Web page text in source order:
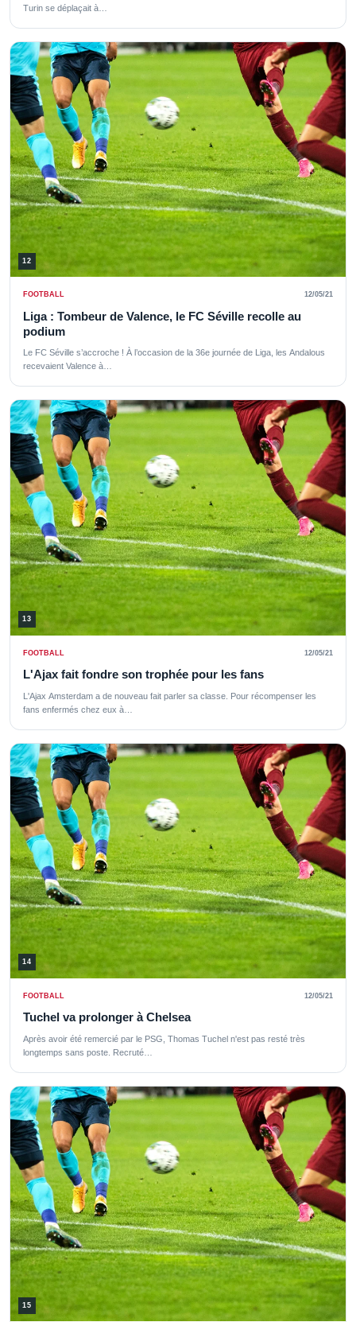
Turin se déplaçait à…
12
FOOTBALL 12/05/21
Liga : Tombeur de Valence, le FC Séville recolle au
podium
Le FC Séville s’accroche ! À l’occasion de la 36e journée de Liga, les Andalous
recevaient Valence à…
13
FOOTBALL 12/05/21
L'Ajax fait fondre son trophée pour les fans
L'Ajax Amsterdam a de nouveau fait parler sa classe. Pour récompenser les
fans enfermés chez eux à…
14
FOOTBALL 12/05/21
Tuchel va prolonger à Chelsea
Après avoir été remercié par le PSG, Thomas Tuchel n'est pas resté très
longtemps sans poste. Recruté…
15